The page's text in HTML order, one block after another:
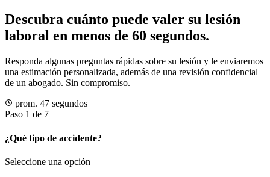
Descubra cuánto puede valer su lesión
laboral en menos de 60 segundos.
Responda algunas preguntas rápidas sobre su lesión y le enviaremos
una estimación personalizada, además de una revisión confidencial
de un abogado. Sin compromiso.
prom. 47 segundos
Paso 1 de 7
¿Qué tipo de accidente?
Seleccione una opción